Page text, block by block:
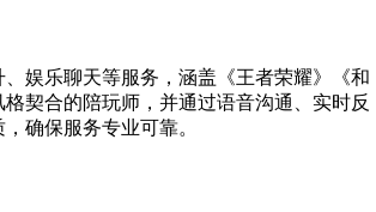
娱乐聊天等服务，涵盖《王者荣耀》《和
契合的陪玩师，并通过语音沟通、实时反
确保服务专业可靠。